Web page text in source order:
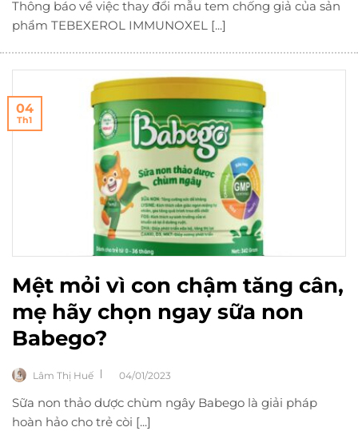
Thông báo về việc thay đổi mẫu tem chống giả của sản
phẩm TEBEXEROL IMMUNOXEL [...]
Mệt mỏi vì con chậm tăng cân,
mẹ hãy chọn ngay sữa non
Babego?
Lâm Thị Huế 04/01/2023
Sữa non thảo dược chùm ngây Babego là giải pháp
hoàn hảo cho trẻ còi [...]
04
Th1